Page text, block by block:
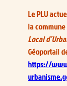
Le PLU
la commune
Local
Géoportail
https://